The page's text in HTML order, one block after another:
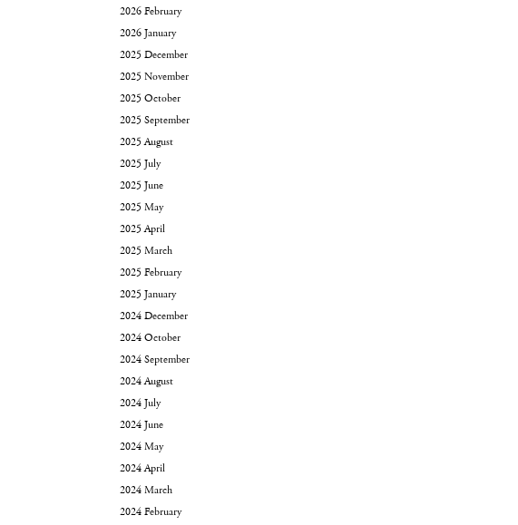
2026 February
2026 January
2025 December
2025 November
2025 October
2025 September
2025 August
2025 July
2025 June
2025 May
2025 April
2025 March
2025 February
2025 January
2024 December
2024 October
2024 September
2024 August
2024 July
2024 June
2024 May
2024 April
2024 March
2024 February